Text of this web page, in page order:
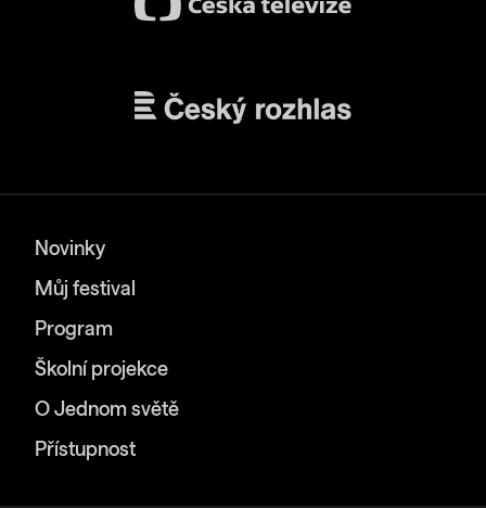
Novinky
Můj festival
Program
Školní projekce
O Jednom světě
Přístupnost